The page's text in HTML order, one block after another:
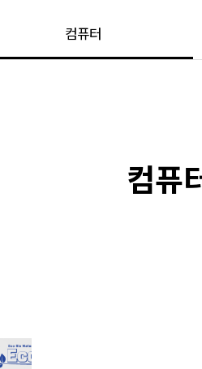
컴퓨터
컴퓨